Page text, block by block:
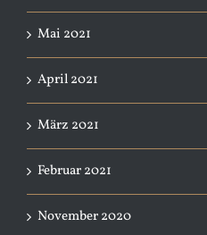
Mai 2021
April 2021
März 2021
Februar 2021
November 2020